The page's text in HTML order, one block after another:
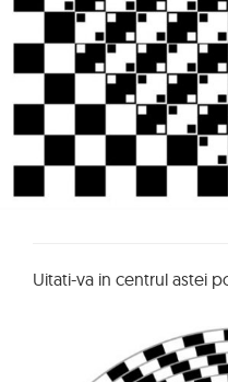
Uitati-va in centrul astei